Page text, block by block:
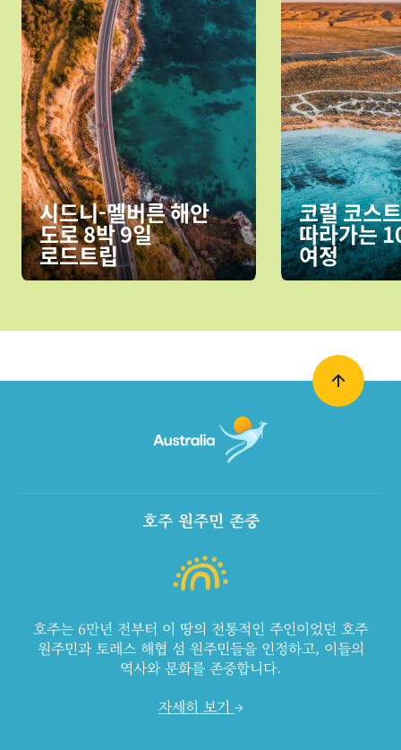
시드니‑멜버른 해안
도로 8박 9일
로드트립
코럴 코스
따라가는
여정
호주 원주민 존중
호주는 6만년 전부터 이 땅의 전통적인 주인이었던 호주
원주민과 토레스 해협 섬 원주민들을 인정하고, 이들의
역사와 문화를 존중합니다.
자세히 보기